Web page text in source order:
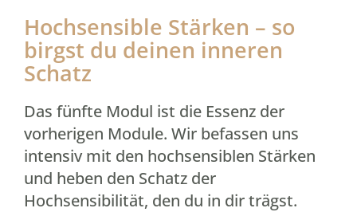
Hochsensible Stärken – so
birgst du deinen inneren
Schatz
Das fünfte Modul ist die Essenz der
vorherigen Module. Wir befassen uns
intensiv mit den hochsensiblen Stärken
und heben den Schatz der
Hochsensibilität, den du in dir trägst.